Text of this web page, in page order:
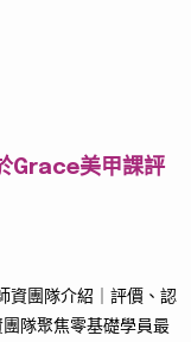
Grace美甲課評
資團隊介紹｜評價、認
隊聚焦零基礎學員最